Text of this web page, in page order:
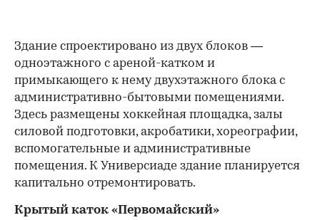
Здание спроектировано из двух блоков —
одноэтажного с ареной-катком и
примыкающего к нему двухэтажного блока с
административно-бытовыми помещениями.
Здесь размещены хоккейная площадка, залы
силовой подготовки, акробатики, хореографии,
вспомогательные и административные
помещения. К Универсиаде здание планируется
капитально отремонтировать.
Крытый каток «Первомайский»